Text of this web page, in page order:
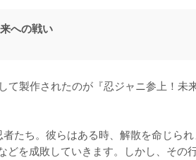
への戦い
製作されたのが『忍ジャニ参上！未
たち。彼らはある時、解散を命じられ
を成敗していきます。しかし、その